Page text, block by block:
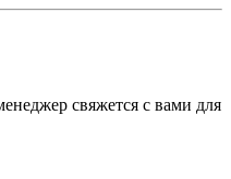
свяжется с вами для